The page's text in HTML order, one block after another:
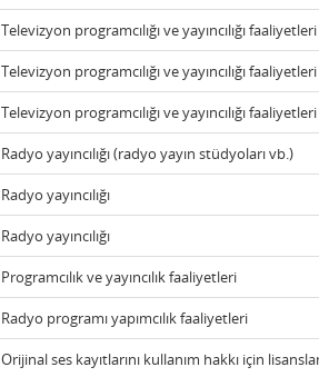
Televizyon programcılığı ve yayıncılığı faaliyetleri
Televizyon programcılığı ve yayıncılığı faaliyetleri
Televizyon programcılığı ve yayıncılığı faaliyetleri
Radyo yayıncılığı (radyo yayın stüdyoları vb.)
Radyo yayıncılığı
Radyo yayıncılığı
Programcılık ve yayıncılık faaliyetleri
Radyo programı yapımcılık faaliyetleri
Orijinal ses kayıtlarını kullanım hakkı için